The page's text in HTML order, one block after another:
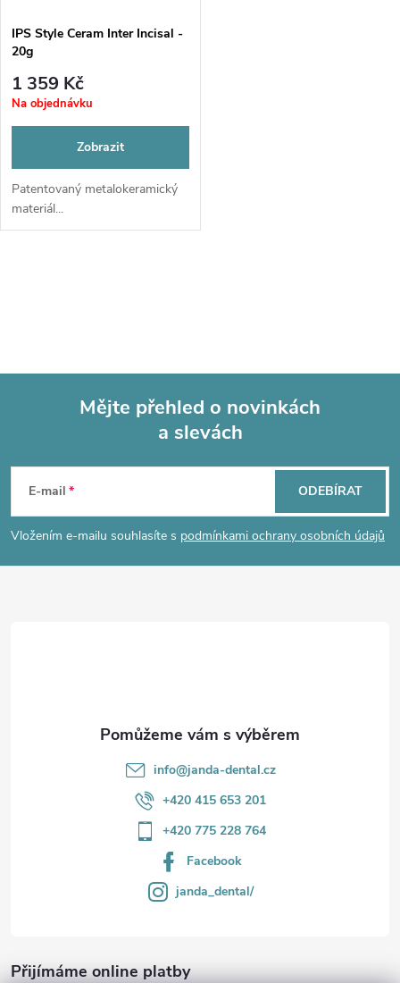
IPS Style Ceram Inter Incisal -
20g
1 359 Kč
Na objednávku
Zobrazit
Patentovaný metalokeramický
materiál...
a
í
p
p
Mějte přehled o novinkách
a slevách
E-mail
Vložením e-mailu souhlasíte s podmínkami ochrany osobních údajů
ODEBÍRAT
info@janda-dental.cz
+420 415 653 201
+420 775 228 764
Facebook
janda_dental/
Přijímáme online platby